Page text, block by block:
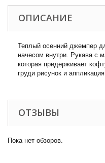
ОПИСАНИЕ
Теплый осенний джемпер
начесом внутри. Рукава с
которая придерживает
груди рисунок и аппликация.
ОТЗЫВЫ
Пока нет обзоров.